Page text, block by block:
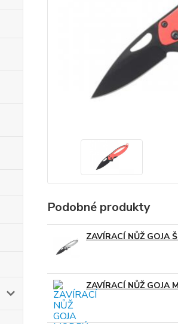
Podobné produkty
ZAVÍRACÍ NŮŽ GOJA
ZAVÍRACÍ NŮŽ GOJA